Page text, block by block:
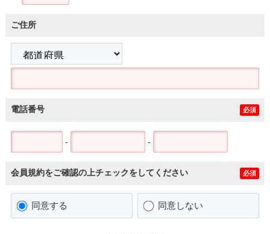
ご住所
電話番号 必須
- -
会員規約をご確認の上チェックをしてください 必須
同意する 同意しない